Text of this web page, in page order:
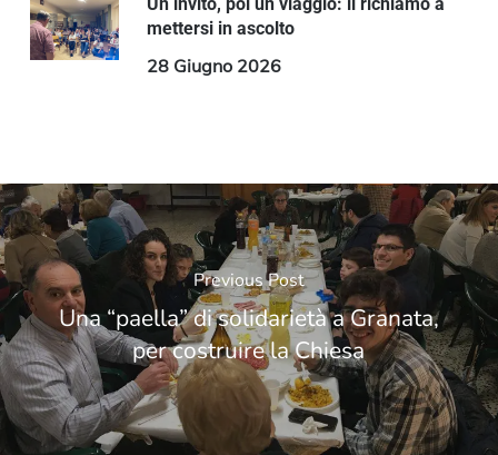
Un invito, poi un viaggio: il richiamo a
mettersi in ascolto
28 Giugno 2026
Previous Post
Una “paella” di solidarietà a Granata,
per costruire la Chiesa